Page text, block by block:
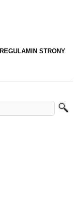
REGULAMIN STRONY